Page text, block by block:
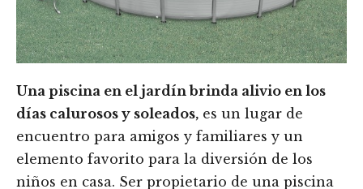
Una piscina en el jardín brinda alivio en los
días calurosos y soleados, es un lugar de
encuentro para amigos y familiares y un
elemento favorito para la diversión de los
niños en casa. Ser propietario de una piscina